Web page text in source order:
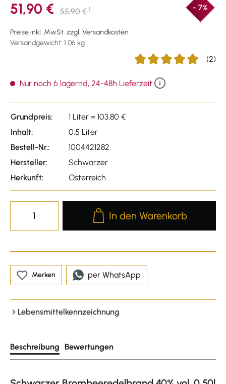
51,90 € 55,90 €1 - 7%
Preise inkl. MwSt. zzgl. Versandkosten
Versandgewicht: 1.06 kg
(2)
Nur noch 6 lagernd, 24-48h Lieferzeit
Grundpreis:
1 Liter = 103,80 €
Inhalt:
0.5 Liter
Bestell-Nr.:
1004421282
Hersteller:
Schwarzer
Herkunft:
Österreich
Produkt Anzahl: Gib den
In den Warenkorb
Merken per WhatsApp
Lebensmittelkennzeichnung
Beschreibung Bewertungen